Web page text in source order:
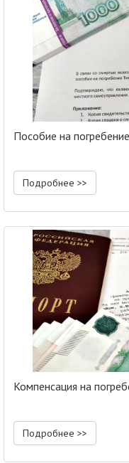
Пособие на
Подробнее >>
Компенсация на
Подробнее >>